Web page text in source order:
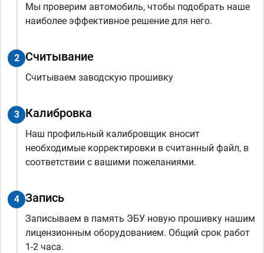
Мы проверим автомобиль, чтобы подобрать наше
наиболее эффективное решение для него.
2 Считывание
Считываем заводскую прошивку
3 Калибровка
Наш профильный калибровщик вносит
необходимые корректировки в считанный файл, в
соответствии с вашими пожеланиями.
4 Запись
Записываем в память ЭБУ новую прошивку нашим
лицензионным оборудованием. Общий срок работ
1-2 часа.